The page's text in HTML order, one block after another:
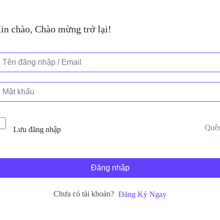
chào, Chào mừng trở lại!
Lưu đăng nhập
Đăng nhập
Chưa có tài khoản? Đăng Ký Ngay